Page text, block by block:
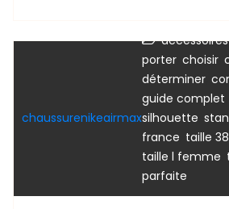
chaussurenikeairmax
accessoires
porter choisir
déterminer
guide complet
silhouette
france taille
taille l femme
parfaite